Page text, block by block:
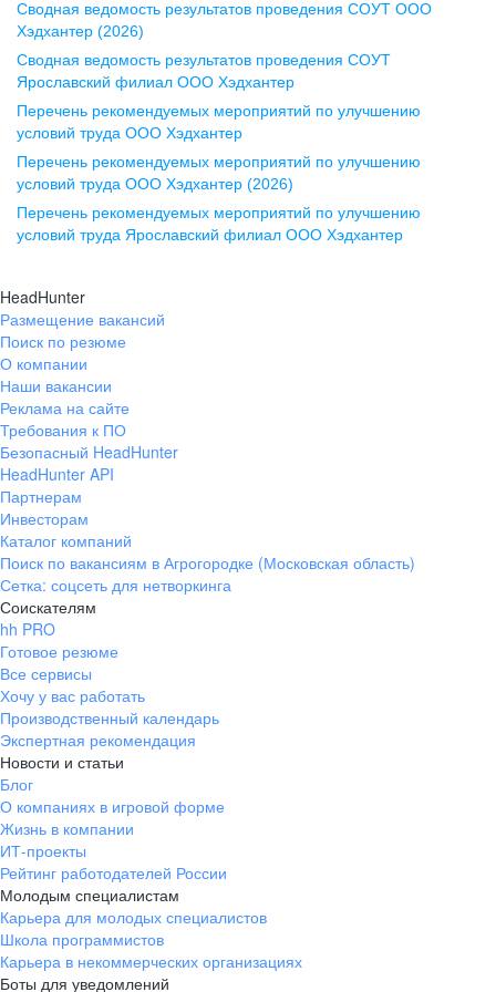
ул. Комиссаржевской, д. 10,
офис 1212
+7 473 280-05-05
pr@vrn.hh.ru
ул. Спартаковская, д. 2А, этаж 3,
помещение 15
+7 843 212-12-50
Екатеринбург
ул. Боевых Дружин, стр. 20,
+7 343 226-79-99
pr@ural.hh.ru
ул. Янковского, д. 169, 7 этаж,
706 каб.
+7 861 205-55-57
pr@krd.hh.ru
Владивосток
пер. Ланинский д. 4, офис 3.4
+7 423 202-33-28
pr@dv.hh.ru
Новосибирск
ул. Большевистская, д. 35,
помещение 21
+7 383 207-94-64
pr@nsk.hh.ru
Минск
Сводная ведомость результатов проведения СОУТ ООО
Хэдхантер (2026)
Сводная ведомость результатов проведения СОУТ
Ярославский филиал ООО Хэдхантер
Перечень рекомендуемых мероприятий по улучшению
условий труда ООО Хэдхантер
Перечень рекомендуемых мероприятий по улучшению
условий труда ООО Хэдхантер (2026)
Перечень рекомендуемых мероприятий по улучшению
условий труда Ярославский филиал ООО Хэдхантер
HeadHunter
Размещение вакансий
Поиск по резюме
О компании
Наши вакансии
Реклама на сайте
Требования к ПО
Безопасный HeadHunter
HeadHunter API
Партнерам
Инвесторам
Каталог компаний
Поиск по вакансиям в Агрогородке (Московская область)
Сетка: соцсеть для нетворкинга
Соискателям
hh PRO
Готовое резюме
Все сервисы
Хочу у вас работать
Производственный календарь
Экспертная рекомендация
Новости и статьи
Блог
О компаниях в игровой форме
Жизнь в компании
ИТ-проекты
Рейтинг работодателей России
Молодым специалистам
Карьера для молодых специалистов
Школа программистов
Карьера в некоммерческих организациях
Боты для уведомлений